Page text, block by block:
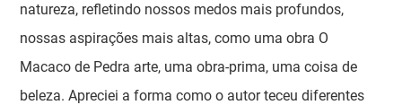
natureza, refletindo nossos medos mais profundos,
nossas aspirações mais altas, como uma obra O
Macaco de Pedra arte, uma obra-prima, uma coisa de
beleza. Apreciei a forma como o autor teceu diferentes